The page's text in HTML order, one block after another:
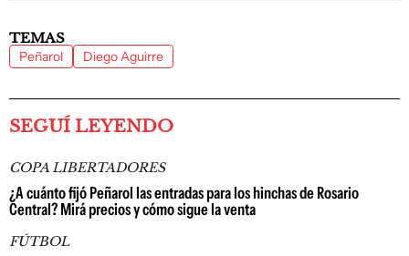
TEMAS
Peñarol Diego Aguirre
SEGUÍ LEYENDO
COPA LIBERTADORES
¿A cuánto fijó Peñarol las entradas para los hinchas de Rosario
Central? Mirá precios y cómo sigue la venta
FÚTBOL